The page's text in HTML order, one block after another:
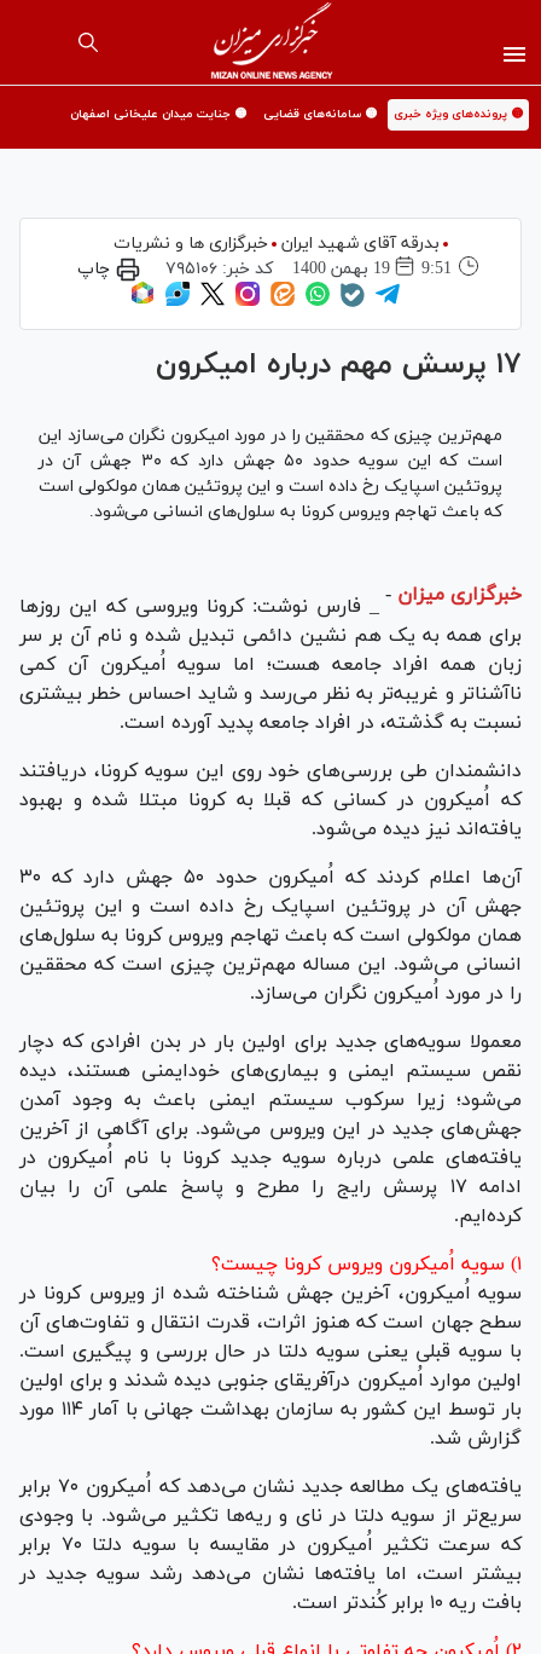
🟡 پرونده‌های ویژه خبری 🟡 سامانه‌های قضایی 🟡 جنایت میدان علیخانی اصفهان
بدرقه آقای شهید ایران
خبرگزاری ها و نشریات
9:51
19 بهمن 1400 کد خبر: ۷۹۵۱۰۶ چاپ
۱۷ پرسش مهم درباره امیکرون
مهم‌ترین چیزی که محققین را در مورد امیکرون نگران می‌سازد این
است که این سویه حدود ۵۰ جهش دارد که ۳۰ جهش آن در
پروتئین اسپایک رخ داده است و این پروتئین همان مولکولی است
که باعث تهاجم ویروس کرونا به سلول‌های انسانی می‌شود.
خبرگزاری میزان - _ فارس نوشت: کرونا ویروسی که این روز‌ها
برای همه به یک هم نشین دائمی تبدیل شده و نام آن بر سر
زبان همه افراد جامعه هست؛ اما سویه اُمیکرون آن کمی
ناآشناتر و غریبه‌تر به نظر می‌رسد و شاید احساس خطر بیشتری
نسبت به گذشته، در افراد جامعه پدید آورده است.
دانشمندان طی بررسی‌های خود روی این سویه کرونا، دریافتند
که اُمیکرون در کسانی که قبلا به کرونا مبتلا شده و بهبود
یافته‌اند نیز دیده می‌شود.
آن‌ها اعلام کردند که اُمیکرون حدود ۵۰ جهش دارد که ۳۰
جهش آن در پروتئین اسپایک رخ داده است و این پروتئین
همان مولکولی است که باعث تهاجم ویروس کرونا به سلول‌های
انسانی می‌شود. این مساله مهم‌ترین چیزی است که محققین
را در مورد اُمیکرون نگران می‌سازد.
معمولا سویه‌های جدید برای اولین بار در بدن افرادی که دچار
نقص سیستم ایمنی و بیماری‌های خودایمنی هستند، دیده
می‌شود؛ زیرا سرکوب سیستم ایمنی باعث به وجود آمدن
جهش‌های جدید در این ویروس می‌شود. برای آگاهی از آخرین
یافته‌های علمی درباره سویه جدید کرونا با نام اُمیکرون در
ادامه ۱۷ پرسش رایج را مطرح و پاسخ علمی آن را بیان
کرده‌ایم.
۱) سویه اُمیکرون ویروس کرونا چیست؟
سویه اُمیکرون، آخرین جهش شناخته شده از ویروس کرونا در
سطح جهان است که هنوز اثرات، قدرت انتقال و تفاوت‌های آن
با سویه قبلی یعنی سویه دلتا در حال بررسی و پیگیری است.
اولین موارد اُمیکرون درآفریقای جنوبی دیده شدند و برای اولین
بار توسط این کشور به سازمان بهداشت جهانی با آمار ۱۱۴ مورد
گزارش شد.
یافته‌های یک مطالعه جدید نشان می‌دهد که اُمیکرون ۷۰ برابر
سریع‌تر از سویه دلتا در نای و ریه‌ها تکثیر می‌شود. با وجودی
که سرعت تکثیر اُمیکرون در مقایسه با سویه دلتا ۷۰ برابر
بیشتر است، اما یافته‌ها نشان می‌دهد رشد سویه جدید در
بافت ریه ۱۰ برابر کُندتر است.